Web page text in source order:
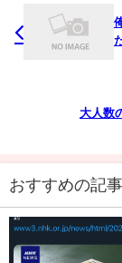
大人数
おすすめの記事